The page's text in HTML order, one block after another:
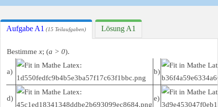
Aufgabe A1 (15 Teilaufgaben) Lösung A1
Bestimme x; (a > 0).
a) b)
d) e)